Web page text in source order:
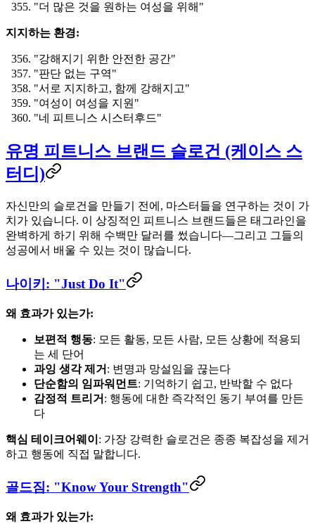
"더 많은 것을 원하는 여성을 위해"
지지하는 환경:
"강해지기 위한 안전한 공간"
"판단 없는 구역"
"서로 지지하고, 함께 강해지고"
"여성이 여성을 지원"
"네 피트니스 시스터후드"
유명 피트니스 브랜드 슬로건 (케이스 스
터디)
자신만의 슬로건을 만들기 전에, 마스터들을 연구하는 것이 가
치가 있습니다. 이 상징적인 피트니스 브랜드들은 태그라인을
완벽하게 하기 위해 수백만 달러를 썼습니다—그리고 그들의
성공에서 배울 수 있는 것이 많습니다.
나이키: "Just Do It"
왜 효과가 있는가:
보편적 행동: 모든 활동, 모든 사람, 모든 상황에 적용되
는 세 단어
과잉 생각 제거 : 변명과 망설임을 끊는다
단순함의 임파워먼트: 기억하기 쉽고, 반박할 수 없다
감정적 트리거 : 행동에 대한 즉각적인 동기 부여를 만든
다
핵심 테이크어웨이 : 가장 강력한 슬로건은 종종 복잡성을 제거
하고 행동에 직접 말합니다.
골드짐: "Know Your Strength"
왜 효과가 있는가: